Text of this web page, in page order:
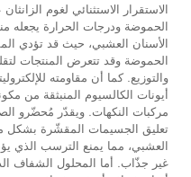
الاستقرار الاستثنائي لغوم
الحموضة ودرجات الحرارة
الأسنان العشبي، حيث قد تؤدي
الحموضة وقد تتعرض المنتجات
والتوزيع. كما أن مقاومته
أيونات الكالسيوم المنبثقة من
مركبات النكهات. ويقدّر مُحضّرو
تعليق الجسيمات المقشّرة
العشبي، مما يمنع الترسب الذي
غير جذّاب. أما المحلول الشفاف